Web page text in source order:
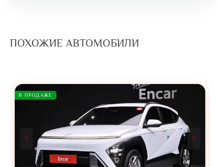
ПОХОЖИЕ АВТОМОБИЛИ
В ПРОДАЖЕ